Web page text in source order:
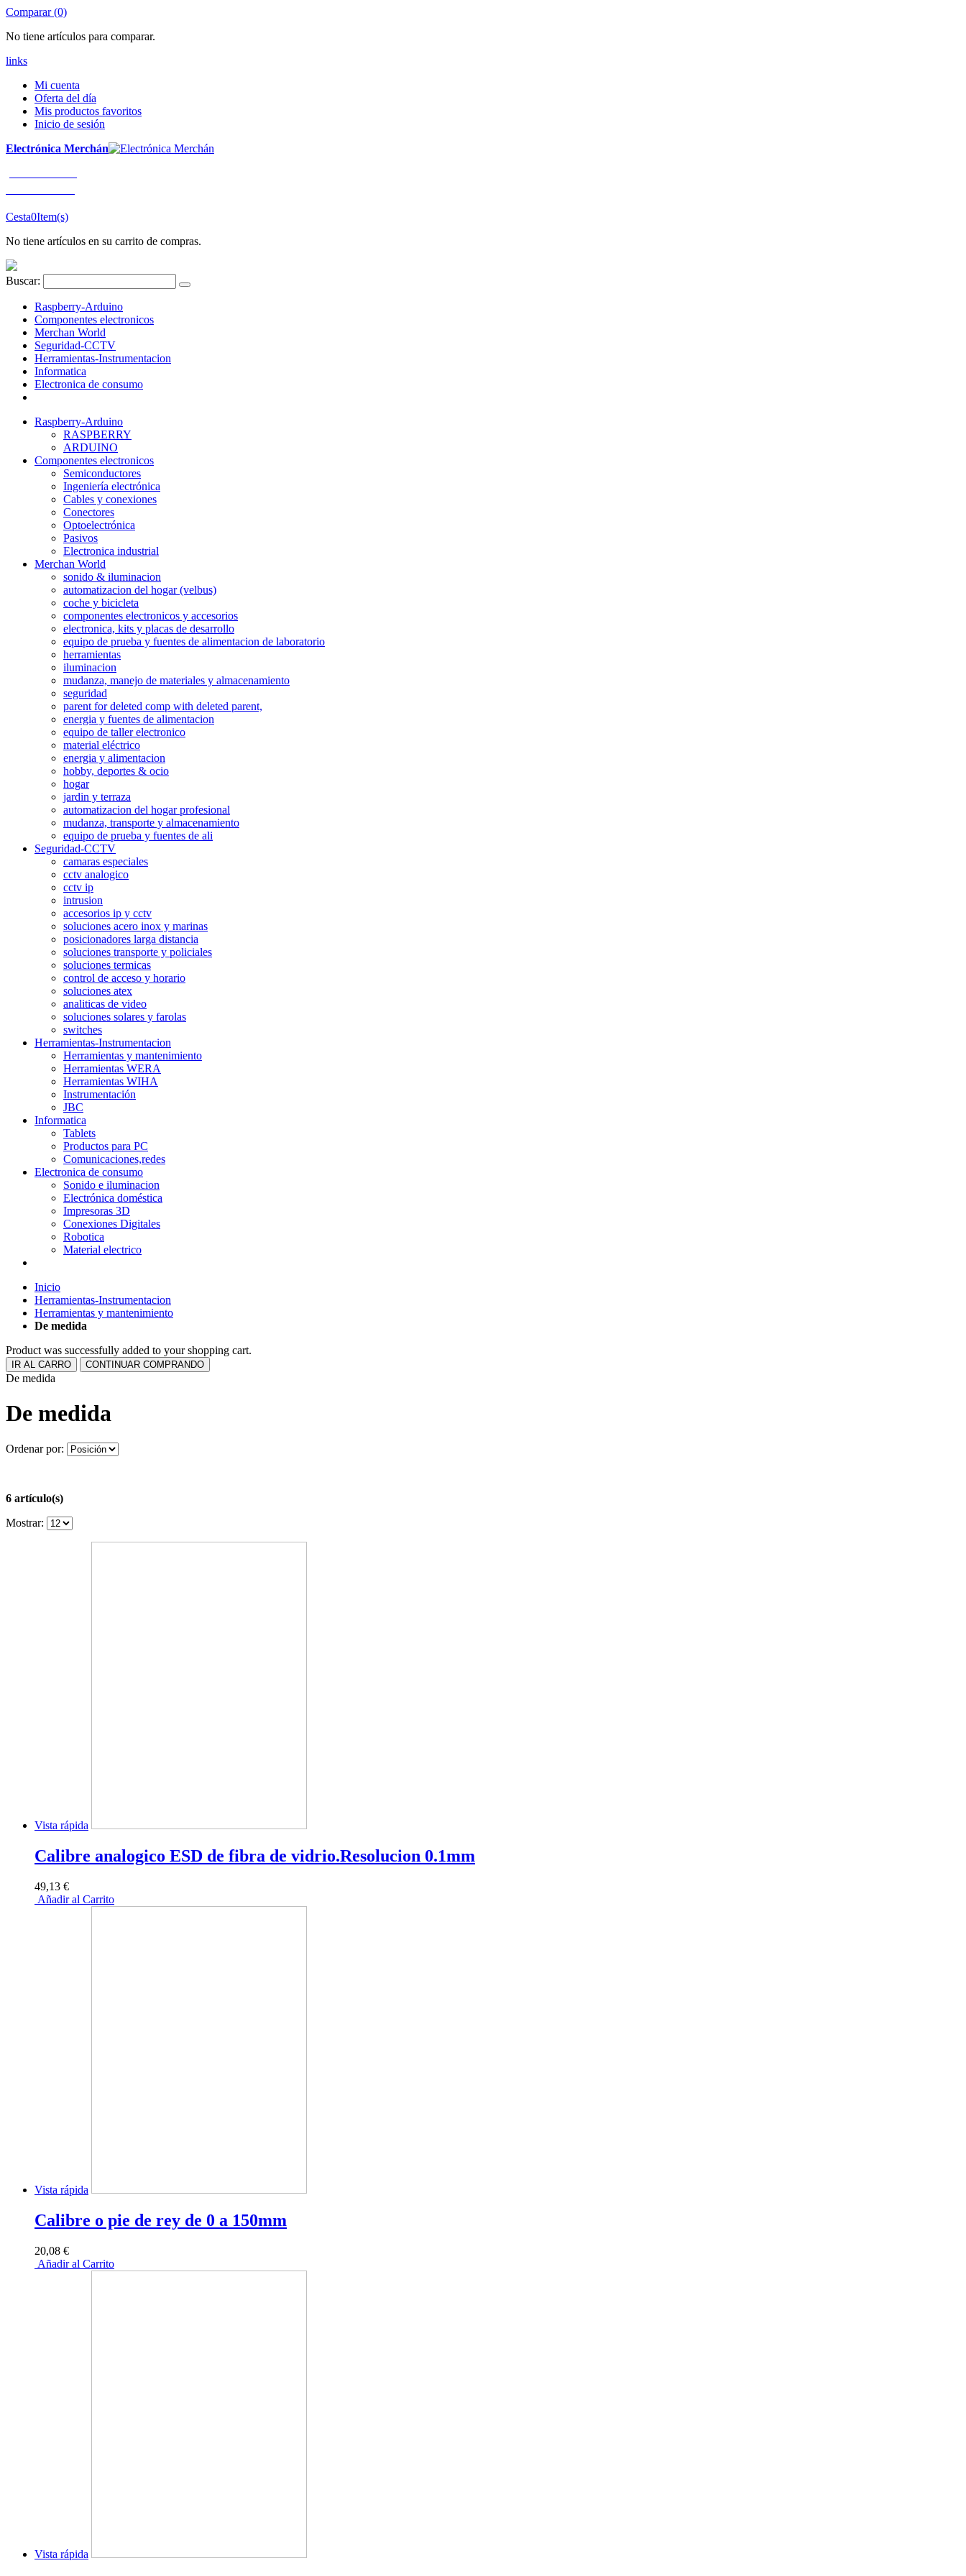
Comparar (0)
No tiene artículos para comparar.
links
Mi cuenta
Oferta del día
Mis productos favoritos
Inicio de sesión
Electrónica Merchán
Cesta0Item(s)
No tiene artículos en su carrito de compras.
Buscar:
Raspberry-Arduino
Componentes electronicos
Merchan World
Seguridad-CCTV
Herramientas-Instrumentacion
Informatica
Electronica de consumo
Raspberry-Arduino
RASPBERRY
ARDUINO
Componentes electronicos
Semiconductores
Ingeniería electrónica
Cables y conexiones
Conectores
Optoelectrónica
Pasivos
Electronica industrial
Merchan World
sonido & iluminacion
automatizacion del hogar (velbus)
coche y bicicleta
componentes electronicos y accesorios
electronica, kits y placas de desarrollo
equipo de prueba y fuentes de alimentacion de laboratorio
herramientas
iluminacion
mudanza, manejo de materiales y almacenamiento
seguridad
parent for deleted comp with deleted parent,
energia y fuentes de alimentacion
equipo de taller electronico
material eléctrico
energia y alimentacion
hobby, deportes & ocio
hogar
jardin y terraza
automatizacion del hogar profesional
mudanza, transporte y almacenamiento
equipo de prueba y fuentes de ali
Seguridad-CCTV
camaras especiales
cctv analogico
cctv ip
intrusion
accesorios ip y cctv
soluciones acero inox y marinas
posicionadores larga distancia
soluciones transporte y policiales
soluciones termicas
control de acceso y horario
soluciones atex
analiticas de video
soluciones solares y farolas
switches
Herramientas-Instrumentacion
Herramientas y mantenimiento
Herramientas WERA
Herramientas WIHA
Instrumentación
JBC
Informatica
Tablets
Productos para PC
Comunicaciones,redes
Electronica de consumo
Sonido e iluminacion
Electrónica doméstica
Impresoras 3D
Conexiones Digitales
Robotica
Material electrico
Inicio
Herramientas-Instrumentacion
Herramientas y mantenimiento
De medida
Product was successfully added to your shopping cart.
IR AL CARRO CONTINUAR COMPRANDO
De medida
De medida
Ordenar por:
6 artículo(s)
Mostrar:
Vista rápida
Calibre analogico ESD de fibra de vidrio.Resolucion 0.1mm
49,13 €
Añadir al Carrito
Vista rápida
Calibre o pie de rey de 0 a 150mm
20,08 €
Añadir al Carrito
Vista rápida